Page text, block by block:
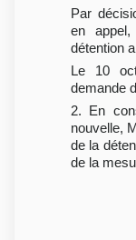
Par
en
détention
Le 10
demande
2. En
nouvelle,
de la
de la